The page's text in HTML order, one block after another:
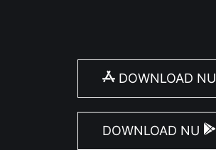
DOWNLOAD NU
DOWNLOAD NU